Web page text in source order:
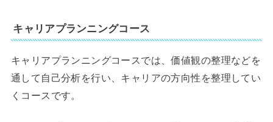
キャリアプランニングコース
キャリアプランニングコースでは、価値観の整理などを
通して自己分析を行い、キャリアの方向性を整理してい
くコースです。